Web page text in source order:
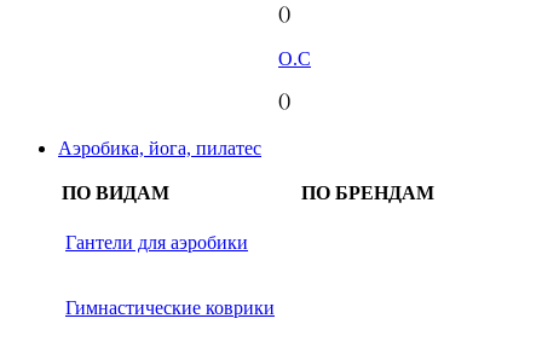
()
O.C
()
Аэробика, йога, пилатес
ПО ВИДАМ ПО БРЕНДАМ
Гантели для аэробики
Гимнастические коврики